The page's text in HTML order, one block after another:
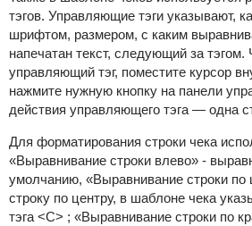
тэгов. Управляющие тэги указывают,
шрифтом, размером, с каким
напечатан текст, следующий за тэгом.
управляющий тэг, поместите курсор
нажмите нужную кнопку на панели
действия управляющего тэга — одна
Для форматирования строки чека
«Выравнивание строки влево» -
умолчанию, «Выравнивание строки по
строку по центру, в шаблоне чека
тэга <C> ; «Выравнивание строки по